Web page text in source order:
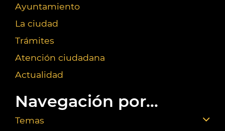
Ayuntamiento
La ciudad
Trámites
Atención ciudadana
Actualidad
Navegación por...
Temas